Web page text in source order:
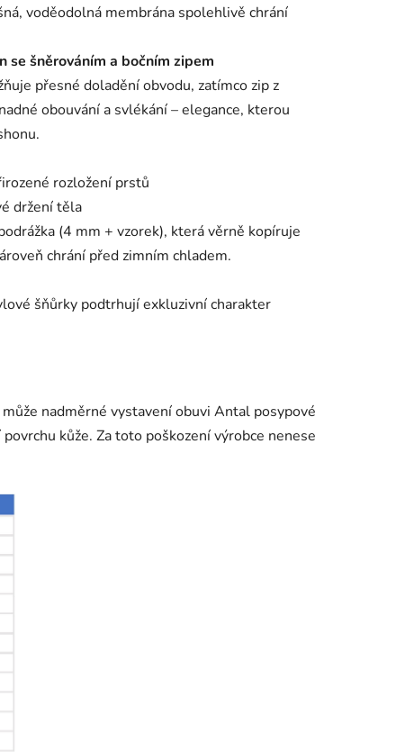
voděodolná membrána spolehlivě chrání
šněrováním a bočním zipem
přesné doladění obvodu, zatímco zip z
obouvání a svlékání – elegance, kterou
rozložení prstů
držení těla
(4 mm + vzorek), která věrně kopíruje
chrání před zimním chladem.
šňůrky podtrhují exkluzivní charakter
nadměrné vystavení obuvi Antal posypové
kůže. Za toto poškození výrobce nenese